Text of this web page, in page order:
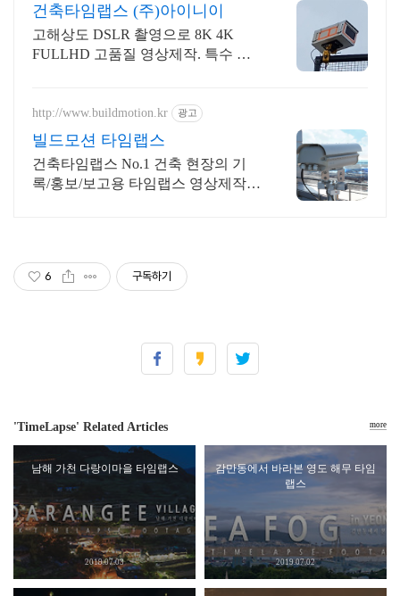
건축타임랩스 (주)아이니이
고해상도 DSLR 촬영으로 8K 4K
FULLHD 고품질 영상제작. 특수 하
http://www.buildmotion.kr 광고
빌드모션 타임랩스
건축타임랩스 No.1 건축 현장의 기
록/홍보/보고용 타임랩스 영상제작
6 구독하기
'TimeLapse' Related Articles
남해 가천 다랑이마을 타임랩스
2019.07.03
감만동에서 바라본 영도 해무 타임
랩스
2019.07.02
more